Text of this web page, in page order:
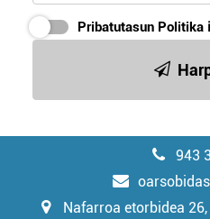
Pribatutasun Politika
943
Nafarroa etorbidea